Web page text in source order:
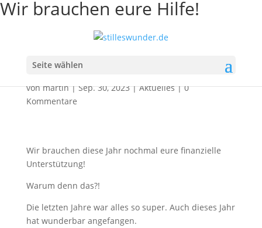
Seite wählen
Wir brauchen eure Hilfe!
Wir brauchen eure Hilfe!
vonmartin|Sep. 30, 2023|Aktuelles|0
Kommentare
Wir brauchen diese Jahr nochmal eure finanzielle
Unterstützung!
Warum denn das?!
Die letzten Jahre war alles so super. Auch dieses Jahr
hat wunderbar angefangen.